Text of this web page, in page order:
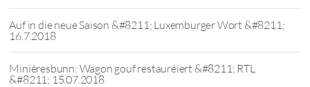
Auf in die neue Saison &#8211; Luxemburger Wort &#8211;
16.7.2018
Minièresbunn: Wagon gouf restauréiert &#8211; RTL
&#8211; 15.07.2018